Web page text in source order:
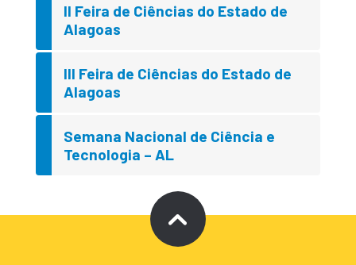
II Feira de Ciências do Estado de
Alagoas
III Feira de Ciências do Estado de
Alagoas
Semana Nacional de Ciência e
Tecnologia – AL